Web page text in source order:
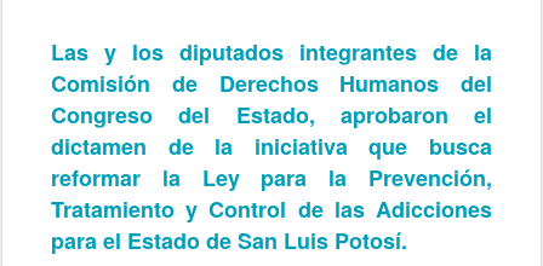
Las y los diputados integrantes de la
Comisión de Derechos Humanos del
Congreso del Estado, aprobaron el
dictamen de la iniciativa que busca
reformar la Ley para la Prevención,
Tratamiento y Control de las Adicciones
para el Estado de San Luis Potosí.